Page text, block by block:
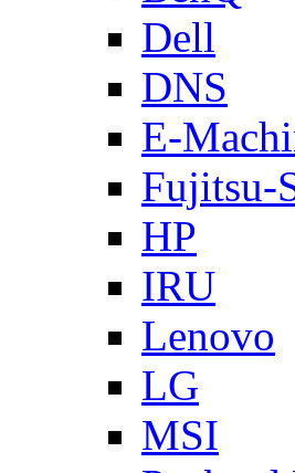
Dell
DNS
E-
Fujitsu-
HP
IRU
Lenovo
LG
MSI